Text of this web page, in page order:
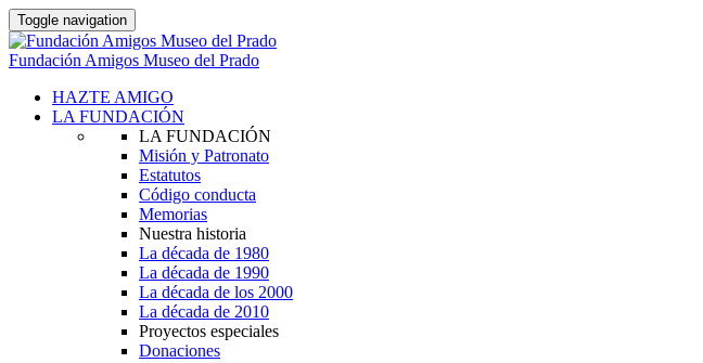
Toggle navigation
Fundación Amigos Museo del Prado
HAZTE AMIGO
LA FUNDACIÓN
LA FUNDACIÓN
Misión y Patronato
Estatutos
Código conducta
Memorias
Nuestra historia
La década de 1980
La década de 1990
La década de los 2000
La década de 2010
Proyectos especiales
Donaciones